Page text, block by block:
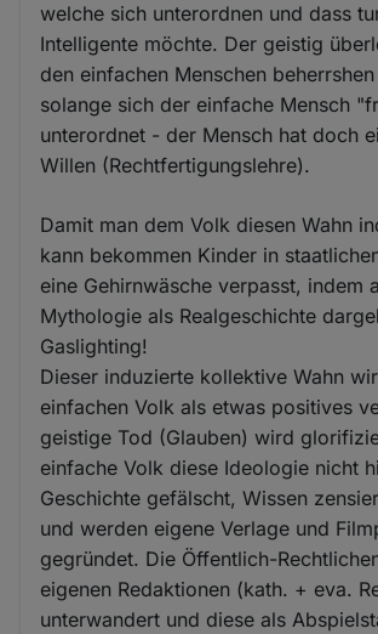
welche sich unterordnen und dass
Intelligente möchte. Der geistig
den einfachen Menschen
solange sich der einfache Mensch
unterordnet - der Mensch hat doch
Willen (Rechtfertigungslehre).
Damit man dem Volk diesen Wahn
kann bekommen Kinder in
eine Gehirnwäsche verpasst, indem
Mythologie als Realgeschichte
Gaslighting!
Dieser induzierte kollektive Wahn
einfachen Volk als etwas positives
geistige Tod (Glauben) wird
einfache Volk diese Ideologie nicht
Geschichte gefälscht, Wissen
und werden eigene Verlage und
gegründet. Die Öffentlich-
eigenen Redaktionen (kath. + eva.
unterwandert und diese als